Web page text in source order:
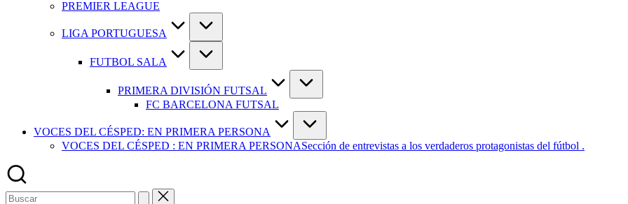
PREMIER LEAGUE
LIGA PORTUGUESA
FUTBOL SALA
PRIMERA DIVISIÓN FUTSAL
FC BARCELONA FUTSAL
VOCES DEL CÉSPED: EN PRIMERA PERSONA
VOCES DEL CÉSPED : EN PRIMERA PERSONASección de entrevistas a los verdaderos protagonistas del fútbol .